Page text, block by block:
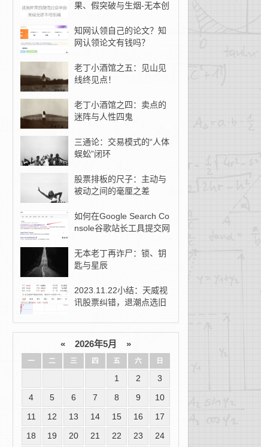
果、假突破与生烟-无本创
知网认领自己的论文？知
网认领论文有钱吗？
老丁小酒馆之五：见山见
线终见点！
老丁小酒馆之四：卖点的
迷阵与人性四鬼
三通论：交易模式的“人体
蜈蚣”闭环
股票排板的尺子：主动与
被动之间的毫厘之差
如何在Google Search Co
nsole谷歌站长工具提交网
无本老丁再诈尸：锁、钥
匙与星辰
2023.11.22小结：天威视
讯股票纠错，退潮点选旧
« 2026年5月 »
一 二 三 四 五 六 日
1 2
3
4
5 6 7 8 9
10
11
12 13 14 15 16
17
18
19 20 21 22 23
24